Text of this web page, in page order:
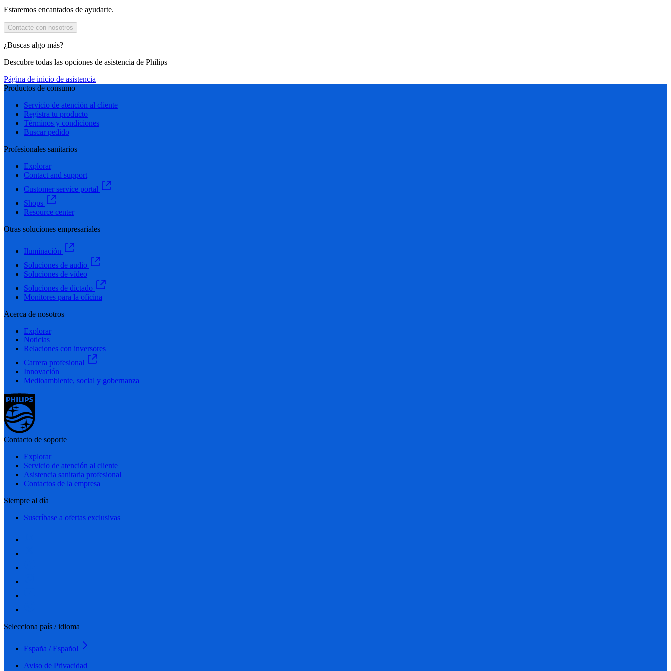
Estaremos encantados de ayudarte.
Contacte con nosotros
¿Buscas algo más?
Descubre todas las opciones de asistencia de Philips
Página de inicio de asistencia
Productos de consumo
Servicio de atención al cliente
Registra tu producto
Términos y condiciones
Buscar pedido
Profesionales sanitarios
Explorar
Contact and support
Customer service portal
Shops
Resource center
Otras soluciones empresariales
Iluminación
Soluciones de audio
Soluciones de vídeo
Soluciones de dictado
Monitores para la oficina
Acerca de nosotros
Explorar
Noticias
Relaciones con inversores
Carrera profesional
Innovación
Medioambiente, social y gobernanza
Contacto de soporte
Explorar
Servicio de atención al cliente
Asistencia sanitaria profesional
Contactos de la empresa
Siempre al día
Suscríbase a ofertas exclusivas
Selecciona país / idioma
España / Español
Aviso de Privacidad